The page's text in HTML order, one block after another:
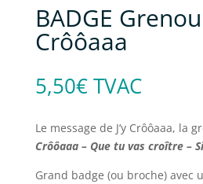
BADGE
Crôôaaa
5,50€ TVAC
Le message de J’y Crôôaaa, la
Crôôaaa – Que tu vas croître –
Grand badge (ou broche) avec